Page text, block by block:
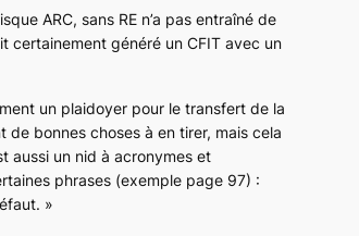
ARC, sans RE n’a pas entraîné de
certainement généré un CFIT avec un
un plaidoyer pour le transfert de la
de bonnes choses à en tirer, mais cela
aussi un nid à acronymes et
phrases (exemple page 97) :
»